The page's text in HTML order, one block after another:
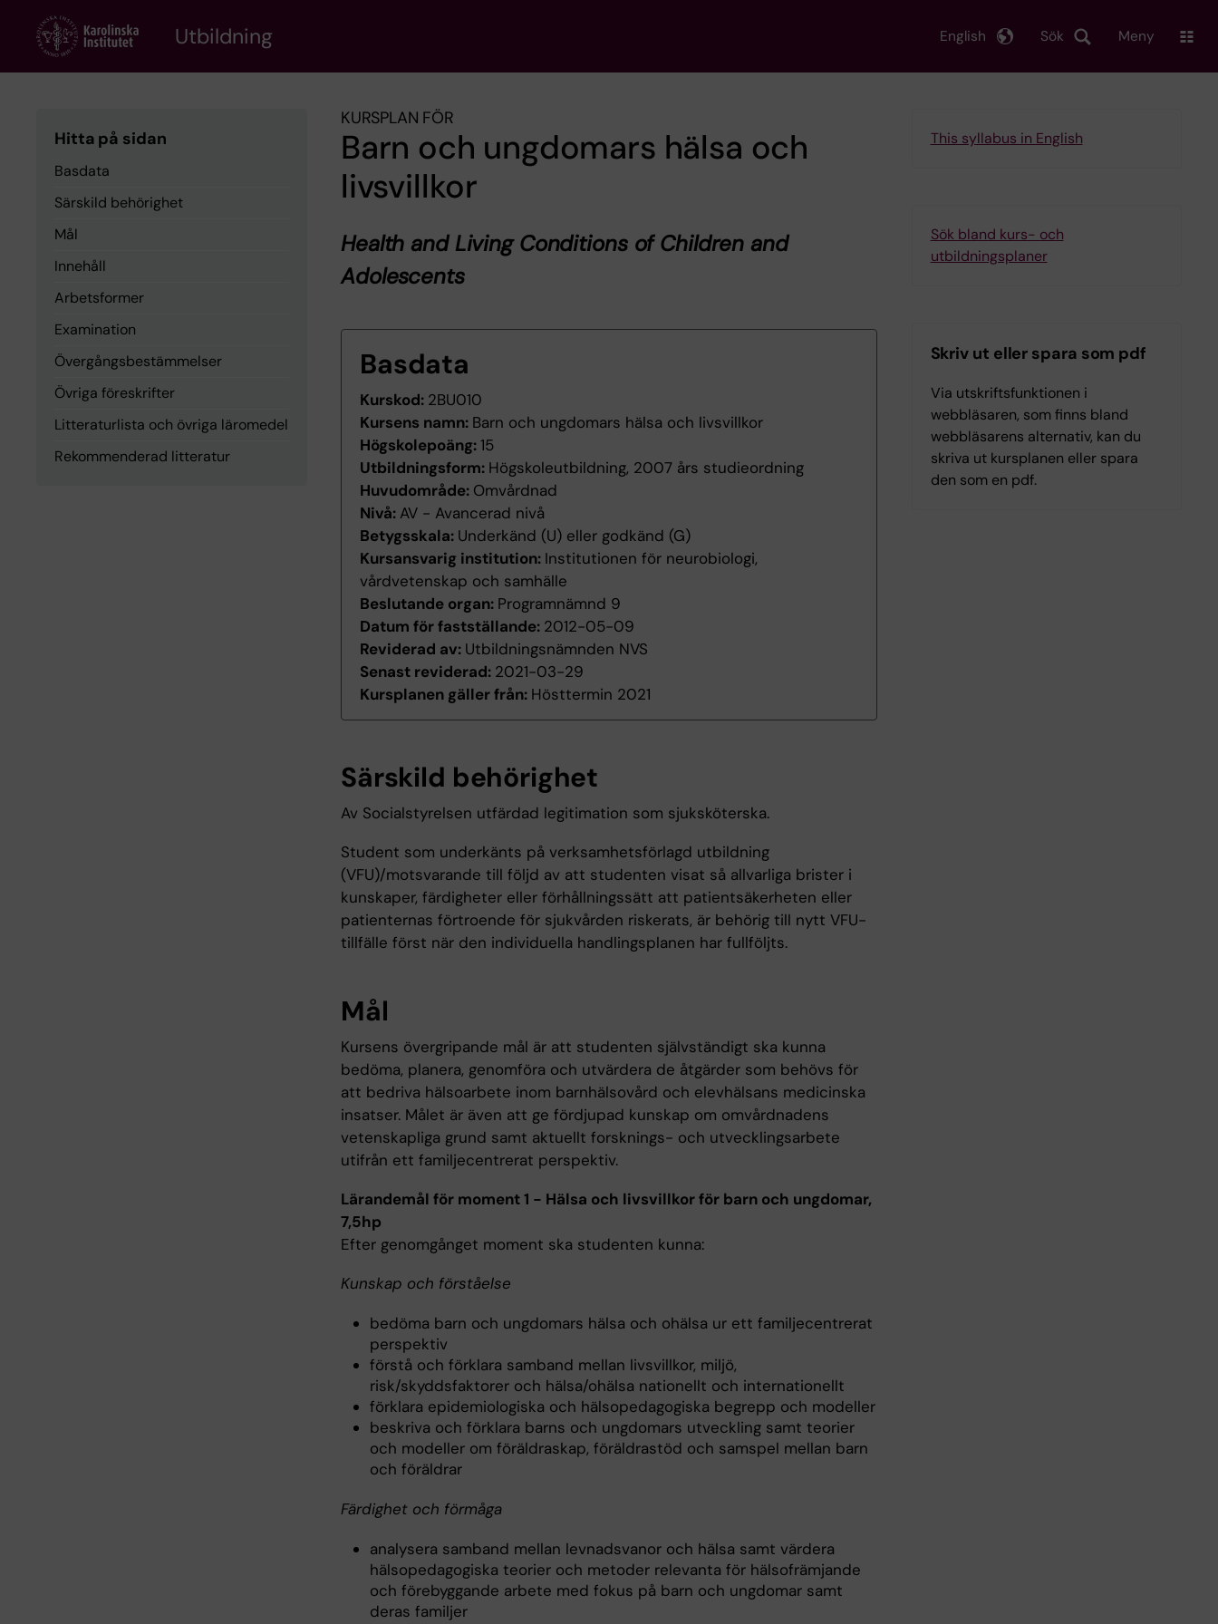
content
Utbildning Sök
English Meny
Hitta på sidan
Basdata
Särskild behörighet
Mål
Innehåll
Arbetsformer
Examination
Övergångsbestämmelser
Övriga föreskrifter
Litteraturlista och övriga läromedel
Rekommenderad litteratur
KURSPLAN FÖR
Barn och ungdomars hälsa och
livsvillkor
Health and Living Conditions of Children and
Adolescents
Basdata
Kurskod: 2BU010
Kursens namn: Barn och ungdomars hälsa och livsvillkor
Högskolepoäng:15
Utbildningsform: Högskoleutbildning, 2007 års studieordning
Huvudområde: Omvårdnad
Nivå: AV - Avancerad nivå
Betygsskala: Underkänd (U) eller godkänd (G)
Kursansvarig institution: Institutionen för neurobiologi,
vårdvetenskap och samhälle
Beslutande organ: Programnämnd 9
Datum för fastställande: 2012-05-09
Reviderad av: Utbildningsnämnden NVS
Senast reviderad: 2021-03-29
Kursplanen gäller från: Hösttermin 2021
Särskild behörighet
Av Socialstyrelsen utfärdad legitimation som sjuksköterska.
Student som underkänts på verksamhetsförlagd utbildning
(VFU)/motsvarande till följd av att studenten visat så allvarliga brister i
kunskaper, färdigheter eller förhållningssätt att patientsäkerheten eller
patienternas förtroende för sjukvården riskerats, är behörig till nytt VFU-
tillfälle först när den individuella handlingsplanen har fullföljts.
Mål
Kursens övergripande mål är att studenten självständigt ska kunna
bedöma, planera, genomföra och utvärdera de åtgärder som behövs för
att bedriva hälsoarbete inom barnhälsovård och elevhälsans medicinska
insatser. Målet är även att ge fördjupad kunskap om omvårdnadens
vetenskapliga grund samt aktuellt forsknings- och utvecklingsarbete
utifrån ett familjecentrerat perspektiv.
Lärandemål för moment 1 - Hälsa och livsvillkor för barn och ungdomar,
7,5hp
Efter genomgånget moment ska studenten kunna:
Kunskap och förståelse
bedöma barn och ungdomars hälsa och ohälsa ur ett familjecentrerat
perspektiv
förstå och förklara samband mellan livsvillkor, miljö,
risk/skyddsfaktorer och hälsa/ohälsa nationellt och internationellt
förklara epidemiologiska och hälsopedagogiska begrepp och modeller
beskriva och förklara barns och ungdomars utveckling samt teorier
och modeller om föräldraskap, föräldrastöd och samspel mellan barn
och föräldrar
Färdighet och förmåga
analysera samband mellan levnadsvanor och hälsa samt värdera
hälsopedagogiska teorier och metoder relevanta för hälsofrämjande
och förebyggande arbete med fokus på barn och ungdomar samt
deras familjer
This syllabus in English
Sök bland kurs- och
utbildningsplaner
Skriv ut eller spara som pdf
Via utskriftsfunktionen i
webbläsaren, som finns bland
webbläsarens alternativ, kan du
skriva ut kursplanen eller spara
den som en pdf.